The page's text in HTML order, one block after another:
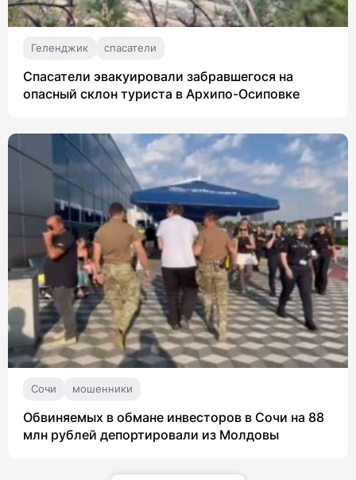
Геленджик спасатели
Спасатели эвакуировали забравшегося на
опасный склон туриста в Архипо-Осиповке
Сочи мошенники
Обвиняемых в обмане инвесторов в Сочи на 88
млн рублей депортировали из Молдовы